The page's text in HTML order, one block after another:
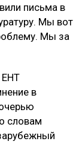
письма в
Мы вот
Мы за
ЕНТ
в
словам